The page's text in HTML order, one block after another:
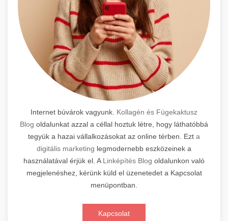
Internet búvárok vagyunk. Kollagén és Fügekaktusz
Blog oldalunkat azzal a céllal hoztuk létre, hogy láthatóbbá
tegyük a hazai vállalkozásokat az online térben. Ezt a
digitális marketing legmodernebb eszközeinek a
használatával érjük el. A Linképítés Blog oldalunkon való
megjelenéshez, kérünk küld el üzenetedet a Kapcsolat
menüpontban.
Kapcsolat